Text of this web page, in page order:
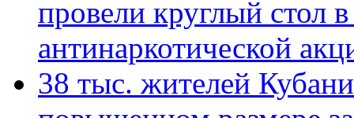
провели круглый стол
антинаркотической
38 тыс. жителей